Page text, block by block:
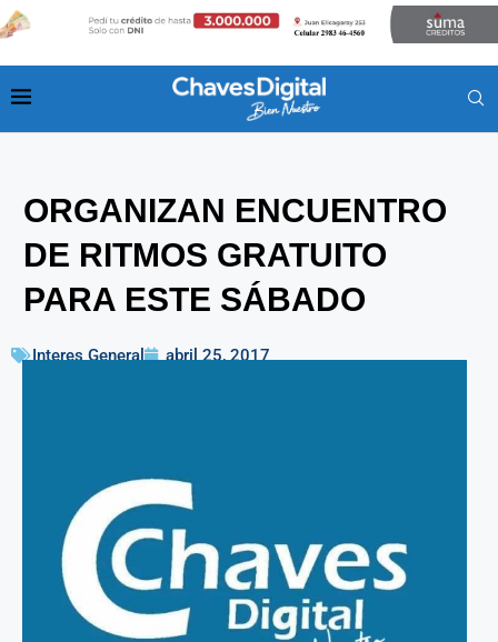
ORGANIZAN ENCUENTRO
DE RITMOS GRATUITO
PARA ESTE SÁBADO
Interes General abril 25, 2017